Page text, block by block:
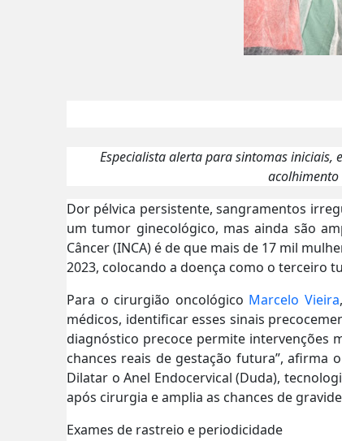
Especialista alerta para sintomas iniciais,
Dor pélvica persistente, sangramentos
um tumor ginecológico, mas ainda são
Câncer (INCA) é de que mais de 17 mil
2023, colocando a doença como o terceiro
Para o cirurgião oncológico Marcelo Vieira
médicos, identificar esses sinais
diagnóstico precoce permite intervenções
chances reais de gestação futura”, afirma
Dilatar o Anel Endocervical (Duda),
após cirurgia e amplia as chances de
Exames de rastreio e periodicidade